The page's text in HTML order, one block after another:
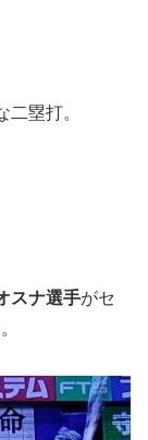
塁打。
スナ選手がセ